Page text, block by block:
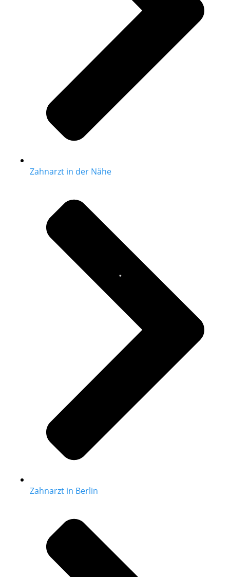
Zahnarzt in der Nähe
Zahnarzt in Berlin